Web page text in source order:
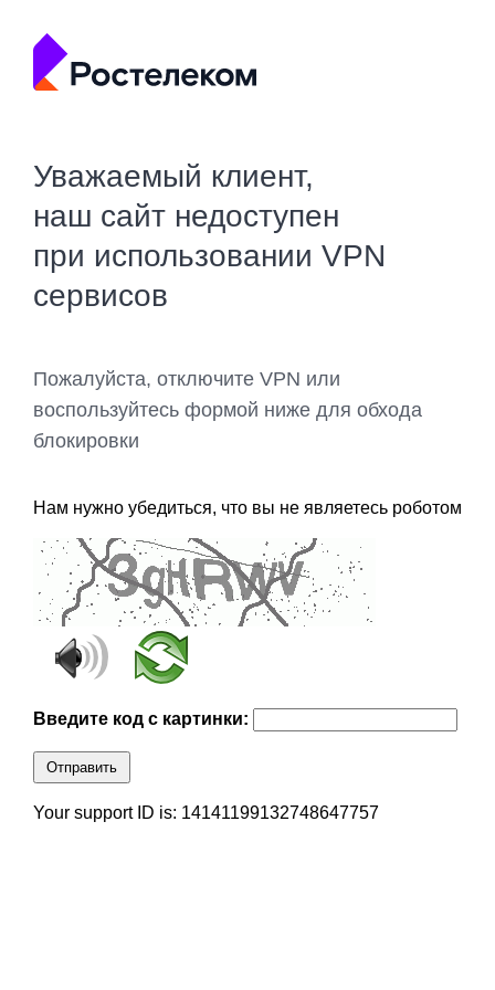
Уважаемый клиент,
наш сайт недоступен
при использовании VPN
сервисов
Пожалуйста, отключите VPN или
воспользуйтесь формой ниже для обхода
блокировки
Нам нужно убедиться, что вы не являетесь роботом
Введите код с картинки:
Отправить
Your support ID is: 14141199132748647757